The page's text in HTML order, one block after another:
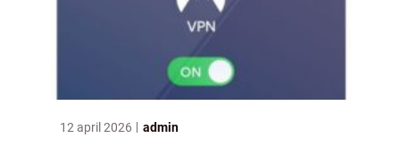
12 april 2026 admin